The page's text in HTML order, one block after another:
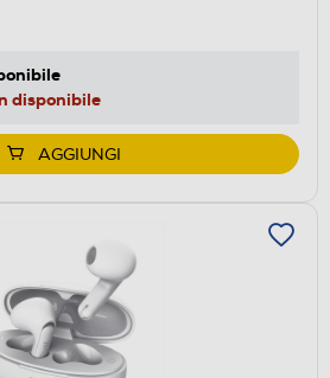
disponibile
AGGIUNGI